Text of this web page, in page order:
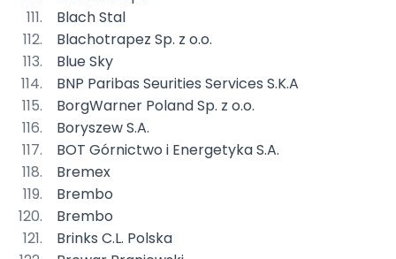
Blach Stal
Blachotrapez Sp. z o.o.
Blue Sky
BNP Paribas Seurities Services S.K.A
BorgWarner Poland Sp. z o.o.
Boryszew S.A.
BOT Górnictwo i Energetyka S.A.
Bremex
Brembo
Brembo
Brinks C.L. Polska